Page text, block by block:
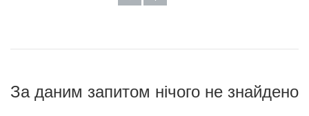
За даним запитом нічого не знайдено